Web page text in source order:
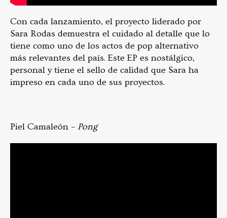
Con cada lanzamiento, el proyecto liderado por
Sara Rodas demuestra el cuidado al detalle que lo
tiene como uno de los actos de pop alternativo
más relevantes del país. Este EP es nostálgico,
personal y tiene el sello de calidad que Sara ha
impreso en cada uno de sus proyectos.
Piel Camaleón – Pong